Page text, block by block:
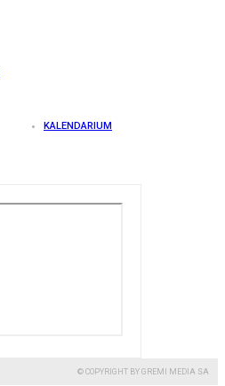
KALENDARIUM
© COPYRIGHT BY GREMI MEDIA SA